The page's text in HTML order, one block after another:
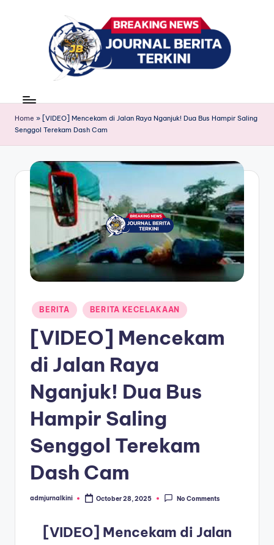
r
n
a
B
ri
news
Home » [VIDEO] Mencekam di Jalan Raya Nganjuk! Dua Bus Hampir Saling
Senggol Terekam Dash Cam
Posted
in
BERITA BERITA KECELAKAAN
[VIDEO] Mencekam
di Jalan Raya
Nganjuk! Dua Bus
Hampir Saling
Senggol Terekam
Dash Cam
Posted
admjurnalkini October 28, 2025 No Comments
[VIDEO] Mencekam di Jalan